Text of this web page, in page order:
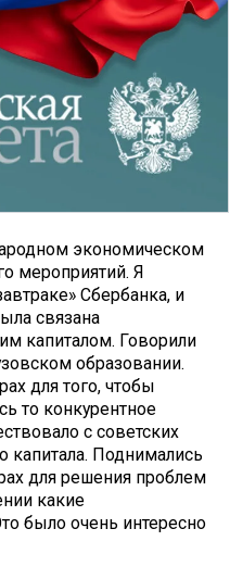
экономическом
мероприятий. Я
Сбербанка, и
связана
капиталом. Говорили
образовании.
для того, чтобы
то конкурентное
с советских
капитала. Поднимались
для решения проблем
какие
было очень интересно